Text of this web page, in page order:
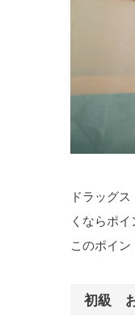
ドラッグ
くならポ
このポイ
初級 お